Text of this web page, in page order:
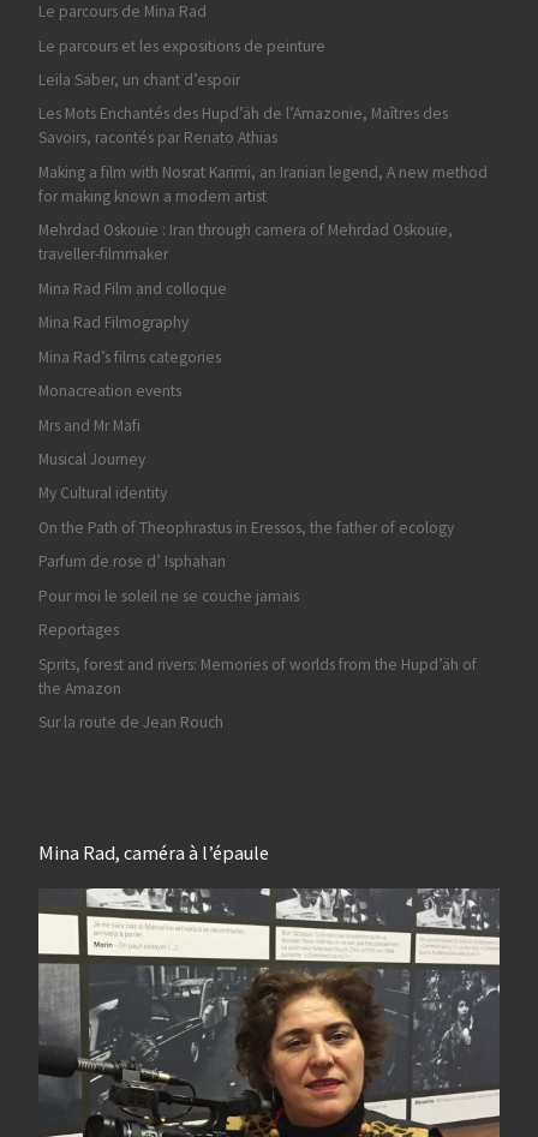
Le parcours de Mina Rad
Le parcours et les expositions de peinture
Leila Saber, un chant d’espoir
Les Mots Enchantés des Hupd’äh de l’Amazonie, Maîtres des
Savoirs, racontés par Renato Athias
Making a film with Nosrat Karimi, an Iranian legend, A new method
for making known a modern artist
Mehrdad Oskouie : Iran through camera of Mehrdad Oskouie,
traveller-filmmaker
Mina Rad Film and colloque
Mina Rad Filmography
Mina Rad’s films categories
Monacreation events
Mrs and Mr Mafi
Musical Journey
My Cultural identity
On the Path of Theophrastus in Eressos, the father of ecology
Parfum de rose d’ Isphahan
Pour moi le soleil ne se couche jamais
Reportages
Sprits, forest and rivers: Memories of worlds from the Hupd’äh of
the Amazon
Sur la route de Jean Rouch
Mina Rad, caméra à l’épaule